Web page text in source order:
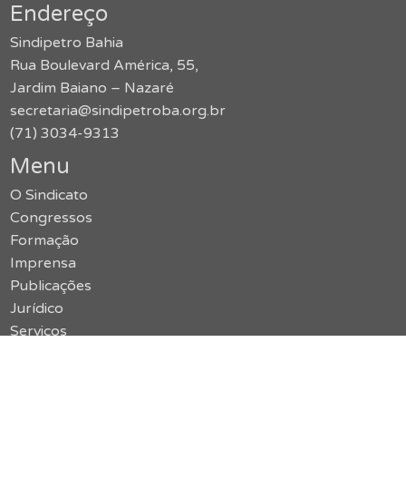
Endereço
Sindipetro Bahia
Rua Boulevard América, 55,
Jardim Baiano – Nazaré
secretaria@sindipetroba.org.br
(71) 3034-9313
Menu
O Sindicato
Congressos
Formação
Imprensa
Publicações
Jurídico
Serviços